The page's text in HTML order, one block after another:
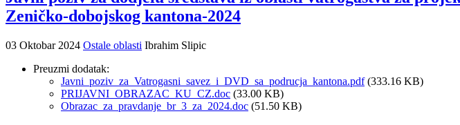
Zeničko-dobojskog kantona-2024
03 Oktobar 2024 Ostale oblasti Ibrahim Slipic
Preuzmi dodatak:
Javni_poziv_za_Vatrogasni_savez_i_DVD_sa_podrucja_kantona.pdf(333.16 KB)
PRIJAVNI_OBRAZAC_KU_CZ.doc (33.00 KB)
Obrazac_za_pravdanje_br_3_za_2024.doc (51.50 KB)